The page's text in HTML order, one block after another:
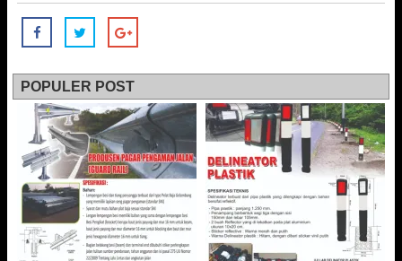
POPULER POST